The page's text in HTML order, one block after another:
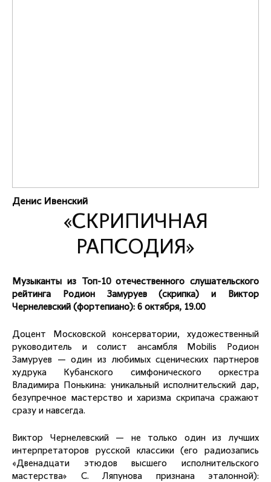
Денис Ивенский
«СКРИПИЧНАЯ
РАПСОДИЯ»
Музыканты из Топ-10 отечественного слушательского
рейтинга Родион Замуруев (скрипка) и Виктор
Чернелевский (фортепиано): 6 октября, 19.00
Доцент Московской консерватории, художественный
руководитель и солист ансамбля Mobilis Родион
Замуруев — один из любимых сценических партнеров
худрука Кубанского симфонического оркестра
Владимира Понькина: уникальный исполнительский дар,
безупречное мастерство и харизма скрипача сражают
сразу и навсегда.
Виктор Чернелевский — не только один из лучших
интерпретаторов русской классики (его радиозапись
«Двенадцати этюдов высшего исполнительского
мастерства» С. Ляпунова признана эталонной):